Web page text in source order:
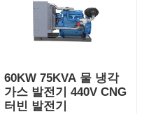
60KW 75KVA 물 냉각
가스 발전기 440V CNG
터빈 발전기